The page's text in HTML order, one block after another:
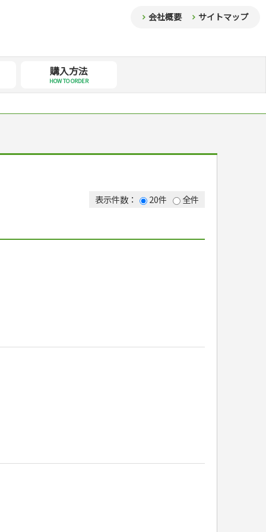
会社概要 サイトマップ
購入方法
HOW TO ORDER
表示件数： 20件
全件